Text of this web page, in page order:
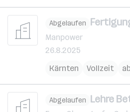
Abgelaufen
Manpower
26.8.2025
Kärnten
Vollzeit
Abgelaufen Lehre